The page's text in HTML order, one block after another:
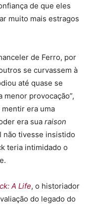
de que eles
muito mais estragos
de Ferro, por
se curvassem à
até quase se
menor provocação”,
era uma
era sua raison
não tivesse insistido
teria intimidado o
A Life, o historiador
do legado do